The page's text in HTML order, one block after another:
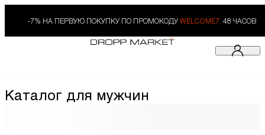
-7% НА ПЕРВУЮ ПОКУПКУ ПО ПРОМОКОДУ WELCOME7. 48 ЧАСОВ
Каталог для мужчин